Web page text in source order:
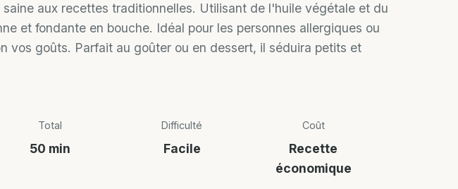
aux recettes traditionnelles. Utilisant de l'huile végétale et du
et fondante en bouche. Idéal pour les personnes allergiques ou
vos goûts. Parfait au goûter ou en dessert, il séduira petits et
Total
50 min
Difficulté
Facile
Coût
Recette
économique